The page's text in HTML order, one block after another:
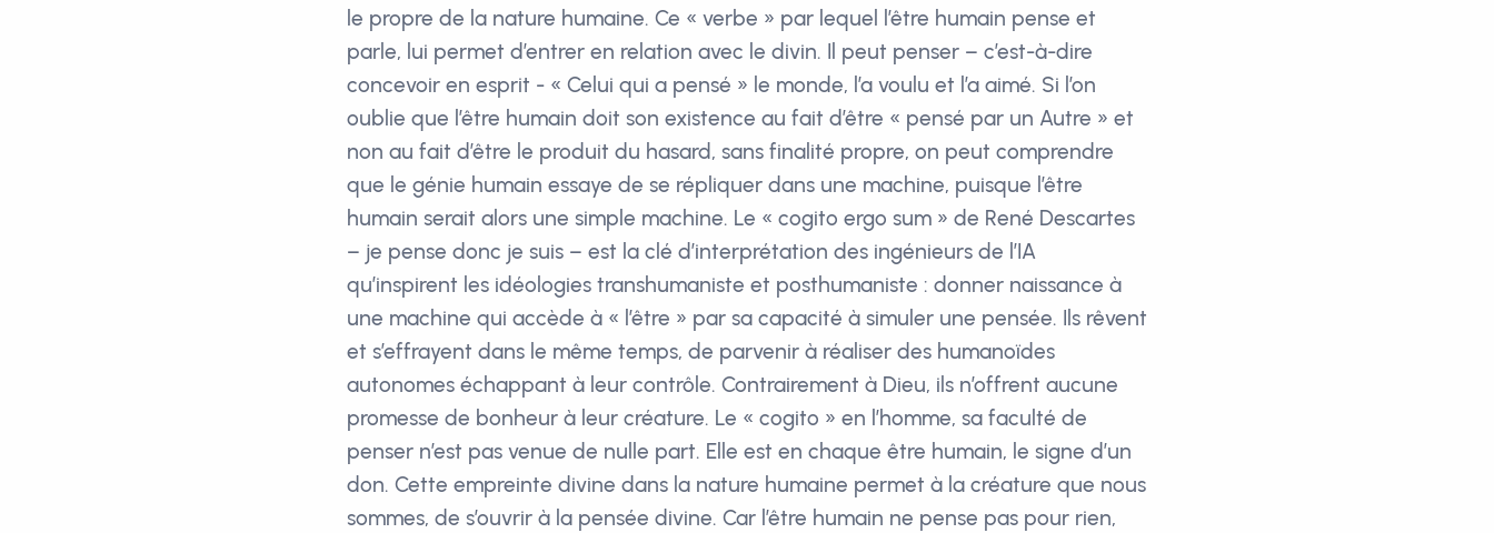
le propre de la nature humaine. Ce « verbe » par lequel l’être humain pense et
parle, lui permet d’entrer en relation avec le divin. Il peut penser – c’est-à-dire
concevoir en esprit - « Celui qui a pensé » le monde, l’a voulu et l’a aimé. Si l’on
oublie que l’être humain doit son existence au fait d’être « pensé par un Autre » et
non au fait d’être le produit du hasard, sans finalité propre, on peut comprendre
que le génie humain essaye de se répliquer dans une machine, puisque l’être
humain serait alors une simple machine. Le « cogito ergo sum » de René Descartes
– je pense donc je suis – est la clé d’interprétation des ingénieurs de l’IA
qu’inspirent les idéologies transhumaniste et posthumaniste : donner naissance à
une machine qui accède à « l’être » par sa capacité à simuler une pensée. Ils rêvent
et s’effrayent dans le même temps, de parvenir à réaliser des humanoïdes
autonomes échappant à leur contrôle. Contrairement à Dieu, ils n’offrent aucune
promesse de bonheur à leur créature. Le « cogito » en l’homme, sa faculté de
penser n’est pas venue de nulle part. Elle est en chaque être humain, le signe d’un
don. Cette empreinte divine dans la nature humaine permet à la créature que nous
sommes, de s’ouvrir à la pensée divine. Car l’être humain ne pense pas pour rien,